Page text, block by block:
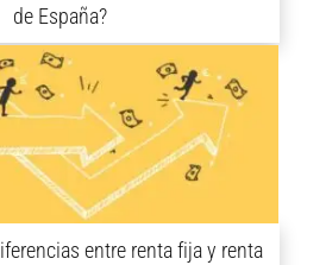
de España?
entre renta fija y renta